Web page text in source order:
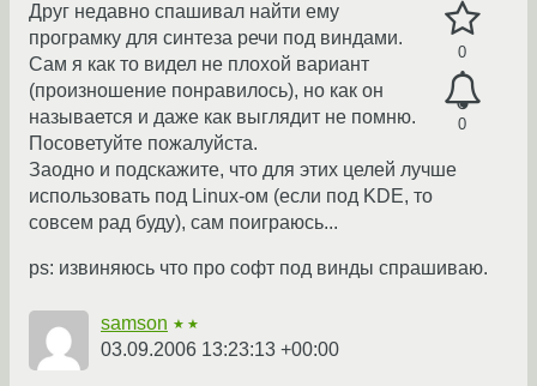
0
0
Друг недавно спашивал найти ему
програмку для синтеза речи под виндами.
Сам я как то видел не плохой вариант
(произношение понравилось), но как он
называется и даже как выглядит не помню.
Посоветуйте пожалуйста.
Заодно и подскажите, что для этих целей лучше
использовать под Linux-ом (если под KDE, то
совсем рад буду), сам поиграюсь...
ps: извиняюсь что про софт под винды спрашиваю.
samson ★★
03.09.2006 13:23:13 +00:00